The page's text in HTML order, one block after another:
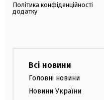
Політика конфіденційності
додатку
Всі новини
Головні новини
Новини України